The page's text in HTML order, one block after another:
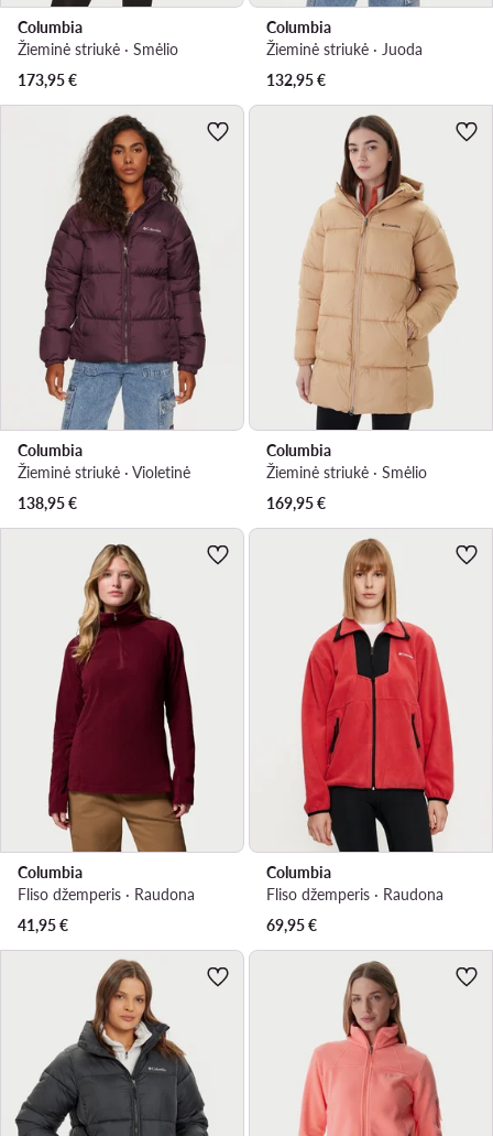
Columbia
Žieminė striukė · Smėlio
173,95€
Columbia
Žieminė striukė · Juoda
132,95€
Columbia
Žieminė striukė · Violetinė
138,95€
Columbia
Žieminė striukė · Smėlio
169,95€
Columbia
Fliso džemperis · Raudona
41,95€
Columbia
Fliso džemperis · Raudona
69,95€